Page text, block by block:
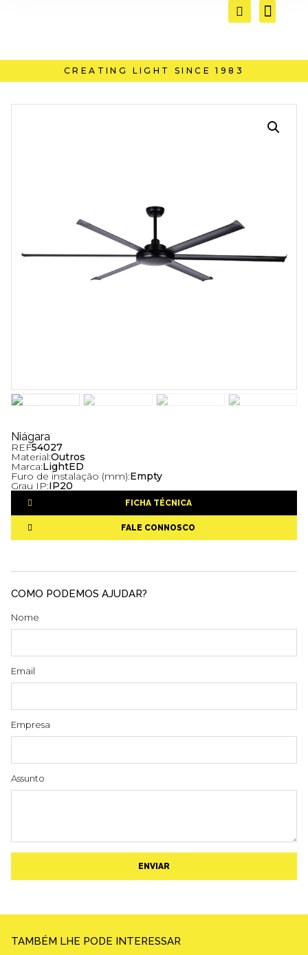
CREATING LIGHT SINCE 1983
Niágara
REF54027
Material:Outros
Marca:LightED
Furo de instalação (mm):Empty
Grau IP:IP20
FICHA TÉCNICA
FALE CONNOSCO
COMO PODEMOS AJUDAR?
Nome
Email
Empresa
Assunto
ENVIAR
TAMBÉM LHE PODE INTERESSAR